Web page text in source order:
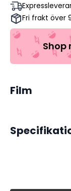
Fri frakt över
Shop
Film